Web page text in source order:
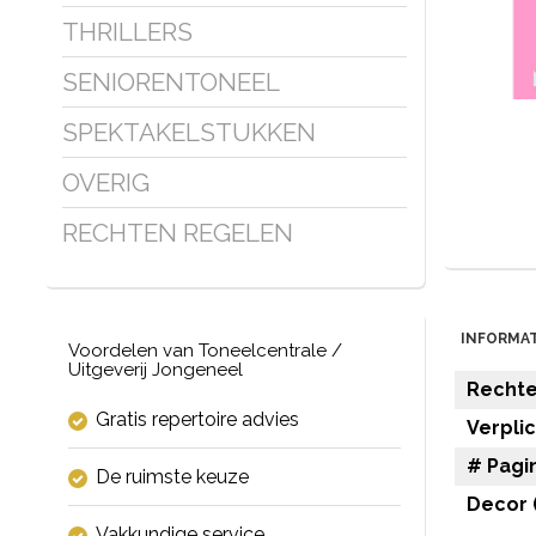
THRILLERS
SENIORENTONEEL
SPEKTAKELSTUKKEN
OVERIG
RECHTEN REGELEN
Voordelen van Toneelcentrale /
Uitgeverij Jongeneel
Gratis repertoire advies
De ruimste keuze
#
Decor